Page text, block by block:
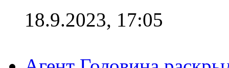
18.9.2023, 17:05